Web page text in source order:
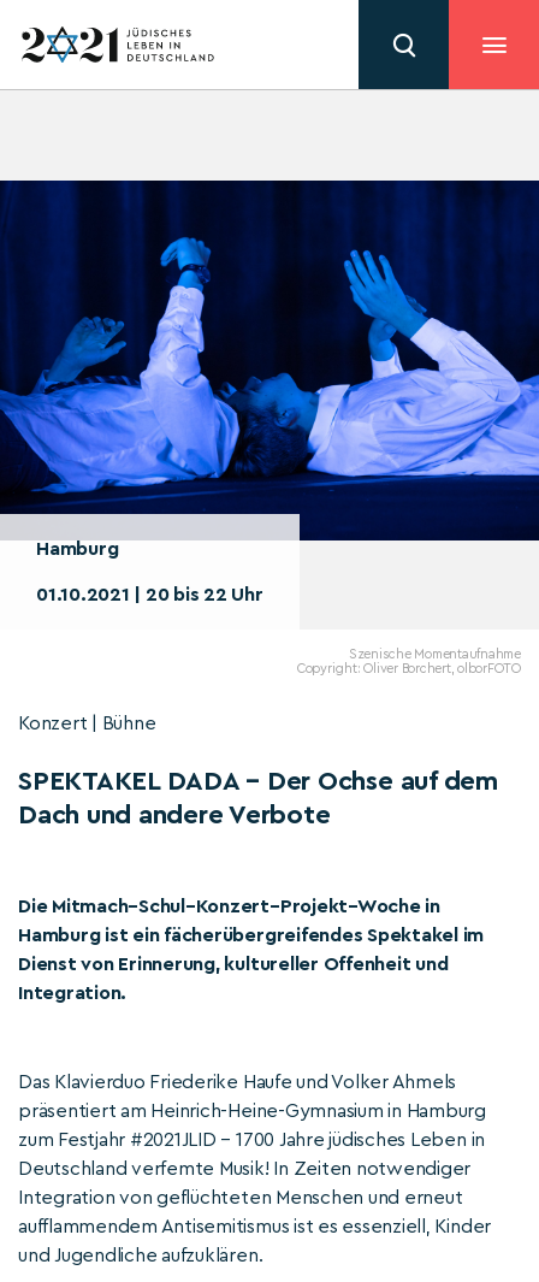
Hamburg
01.10.2021 | 20 bis 22 Uhr
Szenische Momentaufnahme
Copyright: Oliver Borchert, olborFOTO
Konzert | Bühne
SPEKTAKEL DADA – Der Ochse auf dem
Dach und andere Verbote
Die Mitmach–Schul–Konzert–Projekt–Woche in
Hamburg ist ein fächerübergreifendes Spektakel im
Dienst von Erinnerung, kultureller Offenheit und
Integration.
Das Klavierduo Friederike Haufe und Volker Ahmels
präsentiert am Heinrich-Heine-Gymnasium in Hamburg
zum Festjahr #2021JLID – 1700 Jahre jüdisches Leben in
Deutschland verfemte Musik! In Zeiten notwendiger
Integration von geflüchteten Menschen und erneut
aufflammendem Antisemitismus ist es essenziell, Kinder
und Jugendliche aufzuklären.